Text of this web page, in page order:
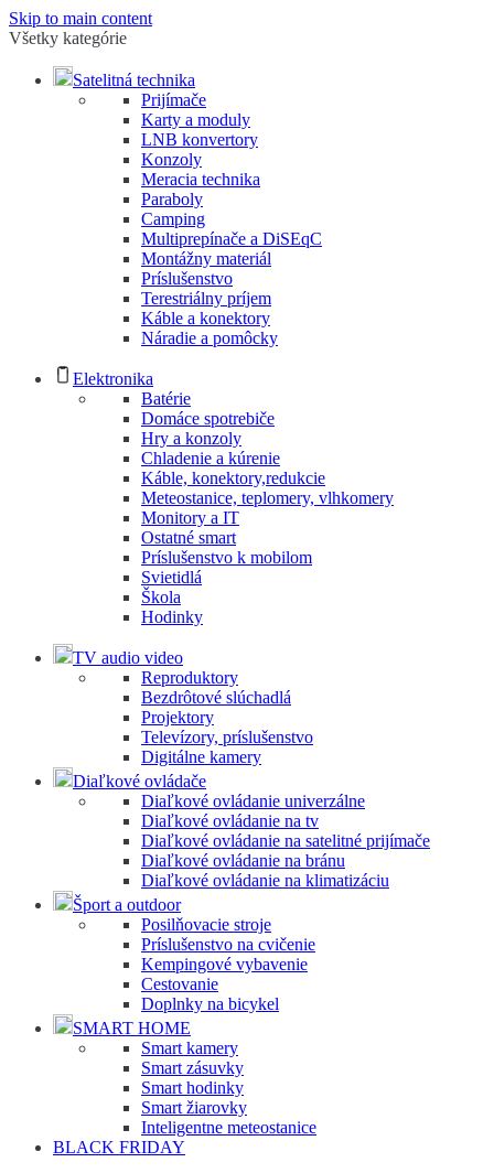
Skip to main content
Všetky kategórie
Satelitná technika
Prijímače
Karty a moduly
LNB konvertory
Konzoly
Meracia technika
Paraboly
Camping
Multiprepínače a DiSEqC
Montážny materiál
Príslušenstvo
Terestriálny príjem
Káble a konektory
Náradie a pomôcky
Elektronika
Batérie
Domáce spotrebiče
Hry a konzoly
Chladenie a kúrenie
Káble, konektory,redukcie
Meteostanice, teplomery, vlhkomery
Monitory a IT
Ostatné smart
Príslušenstvo k mobilom
Svietidlá
Škola
Hodinky
TV audio video
Reproduktory
Bezdrôtové slúchadlá
Projektory
Televízory, príslušenstvo
Digitálne kamery
Diaľkové ovládače
Diaľkové ovládanie univerzálne
Diaľkové ovládanie na tv
Diaľkové ovládanie na satelitné prijímače
Diaľkové ovládanie na bránu
Diaľkové ovládanie na klimatizáciu
Šport a outdoor
Posilňovacie stroje
Príslušenstvo na cvičenie
Kempingové vybavenie
Cestovanie
Doplnky na bicykel
SMART HOME
Smart kamery
Smart zásuvky
Smart hodinky
Smart žiarovky
Inteligentne meteostanice
BLACK FRIDAY